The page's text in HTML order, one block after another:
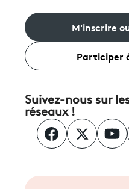
M'inscrire
Participer
Suivez-nous sur
réseaux !